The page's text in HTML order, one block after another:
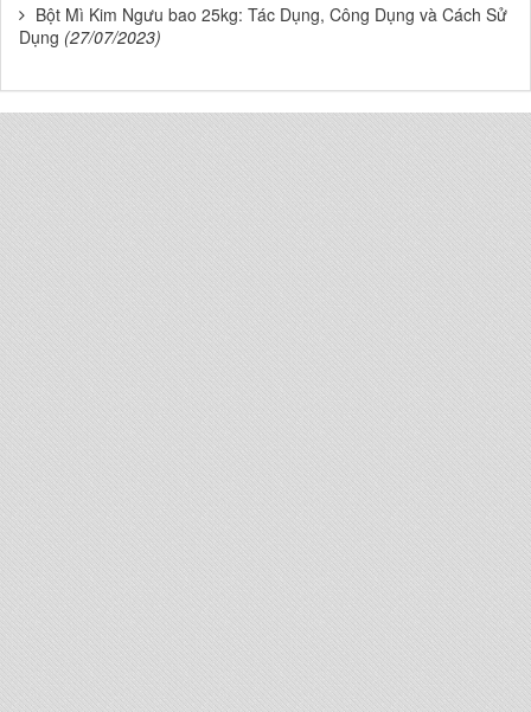
Bột Mì Kim Ngưu bao 25kg: Tác Dụng, Công Dụng và Cách Sử
Dụng (27/07/2023)